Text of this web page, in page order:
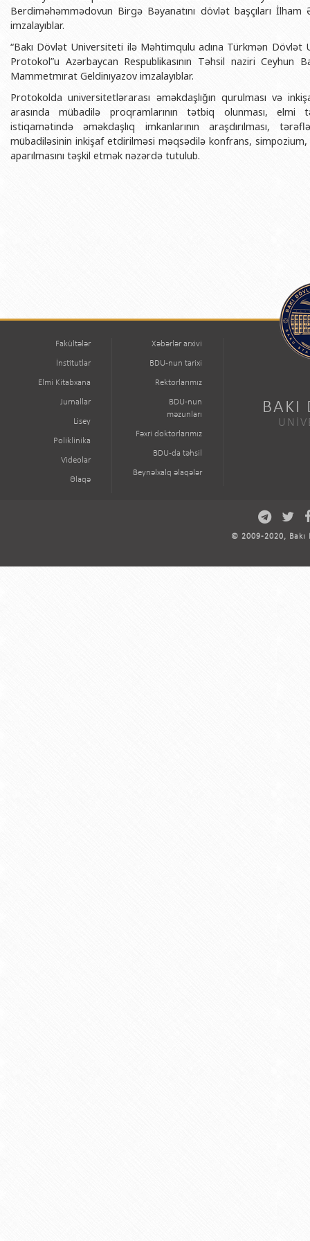
BDU-nun məzunları
Fəxri doktorlarımız
BDU-da təhsil
BDU-da tədris olunan ixtisaslar
Universitet tarixinin ən mühüm hadisələri
İnsan resursları və hüquq şöbəsi
Maliyyə və təminat Departamenti
Keyfiyyətin təminatı, monitorinq
Psixoloji Yardım Sektoru
Mədəniyyət-yaradıcılıq Mərkəzi
İdman-sağlamlıq Mərkəzi
Geologiya fakültəsi
Tarix fakültəsi
Hüquq fakültəsi
Jurnalistika fakültəsi
İnformasiya və
Şəxsi
Publik
Berdiməhəmmədovun Birgə Bəyanatını dövlət başçıları
imzalayıblar.
“Bakı Dövlət Universiteti ilə Məhtimqulu adına Türkmən Dövlət
Protokol”u Azərbaycan Respublikasının Təhsil naziri Ceyhun
Mammetmırat Geldinıyazov imzalayıblar.
Protokolda universitetlərarası əməkdaşlığın qurulması və
arasında mübadilə proqramlarının tətbiq olunması, elmi
istiqamətində əməkdaşlıq imkanlarının araşdırılması,
mübadiləsinin inkişaf etdirilməsi məqsədilə konfrans,
aparılmasını təşkil etmək nəzərdə tutulub.
Fakültələr
İnstitutlar
Elmi Kitabxana
Jurnallar
Lisey
Poliklinika
Videolar
Əlaqə
Xəbərlər arxivi
BDU-nun tarixi
Rektorlarımız
BDU-nun
məzunları
Fəxri doktorlarımız
BDU-da təhsil
Beynəlxalq əlaqələr
BAKI
© 2009-2020,